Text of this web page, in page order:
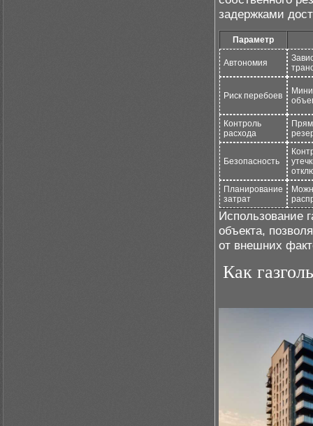
задержками
Параметр
Автономия
Риск перебоев
Контроль
расхода
Безопасность
Планирование
затрат
Использование
объекта,
от внешних
Как